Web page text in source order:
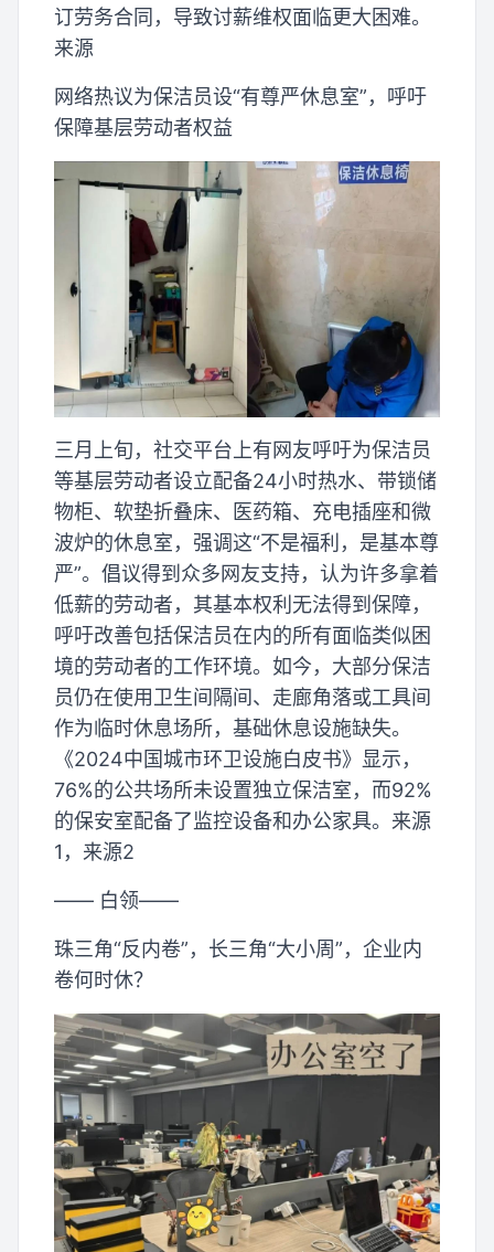
订劳务合同，导致讨薪维权面临更大困难。
来源
网络热议为保洁员设“有尊严休息室”，呼吁
保障基层劳动者权益
三月上旬，社交平台上有网友呼吁为保洁员
等基层劳动者设立配备24小时热水、带锁储
物柜、软垫折叠床、医药箱、充电插座和微
波炉的休息室，强调这“不是福利，是基本尊
严”。倡议得到众多网友支持，认为许多拿着
低薪的劳动者，其基本权利无法得到保障，
呼吁改善包括保洁员在内的所有面临类似困
境的劳动者的工作环境。如今，大部分保洁
员仍在使用卫生间隔间、走廊角落或工具间
作为临时休息场所，基础休息设施缺失。
《2024中国城市环卫设施白皮书》显示，
76%的公共场所未设置独立保洁室，而92%
的保安室配备了监控设备和办公家具。来源
1，来源2
—— 白领——
珠三角“反内卷”，长三角“大小周”，企业内
卷何时休？